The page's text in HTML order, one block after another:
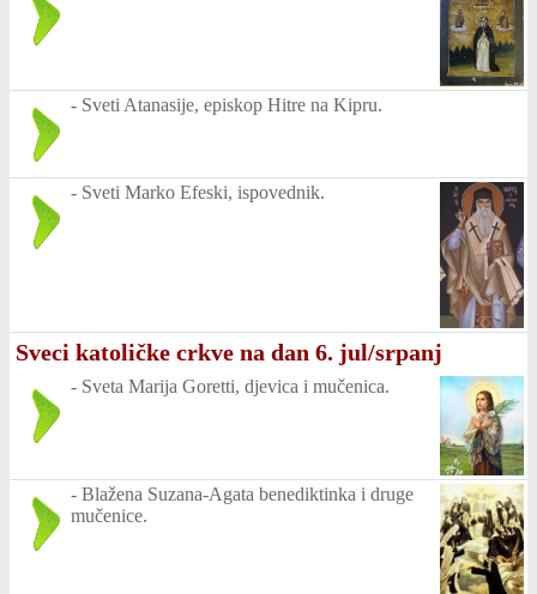
- Sveti Atanasije, episkop Hitre na Kipru.
- Sveti Marko Efeski, ispovednik.
Sveci katoličke crkve na dan 6. jul/srpanj
- Sveta Marija Goretti, djevica i mučenica.
- Blažena Suzana-Agata benediktinka i druge
mučenice.